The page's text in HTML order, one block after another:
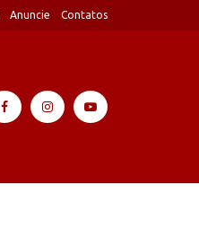
Anuncie Contatos